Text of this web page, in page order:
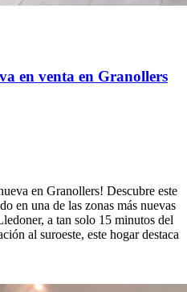
en venta en Granollers
en Granollers! Descubre este
en una de las zonas más nuevas
a tan solo 15 minutos del
al suroeste, este hogar destaca